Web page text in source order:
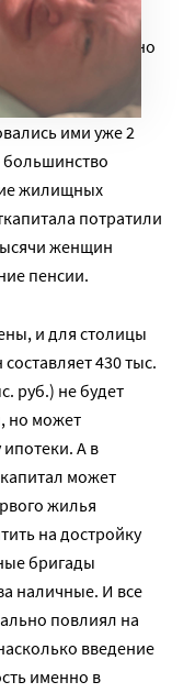
комитета
Соколованедавно
года по
выдано 5 млн
ими уже 2
жилищных
потратили
женщин
пенсии.
и для столицы
430 тыс.
руб.) не будет
но может
А в
может
жилья
на достройку
бригады
наличные. И все
повлиял на
введение
именно в